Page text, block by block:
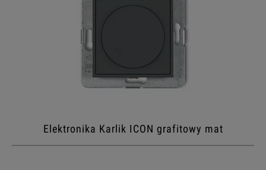
Elektronika Karlik ICON grafitowy mat